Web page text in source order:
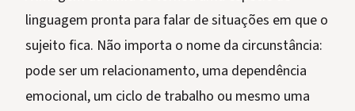
linguagem pronta para falar de situações em que o
sujeito fica. Não importa o nome da circunstância:
pode ser um relacionamento, uma dependência
emocional, um ciclo de trabalho ou mesmo uma